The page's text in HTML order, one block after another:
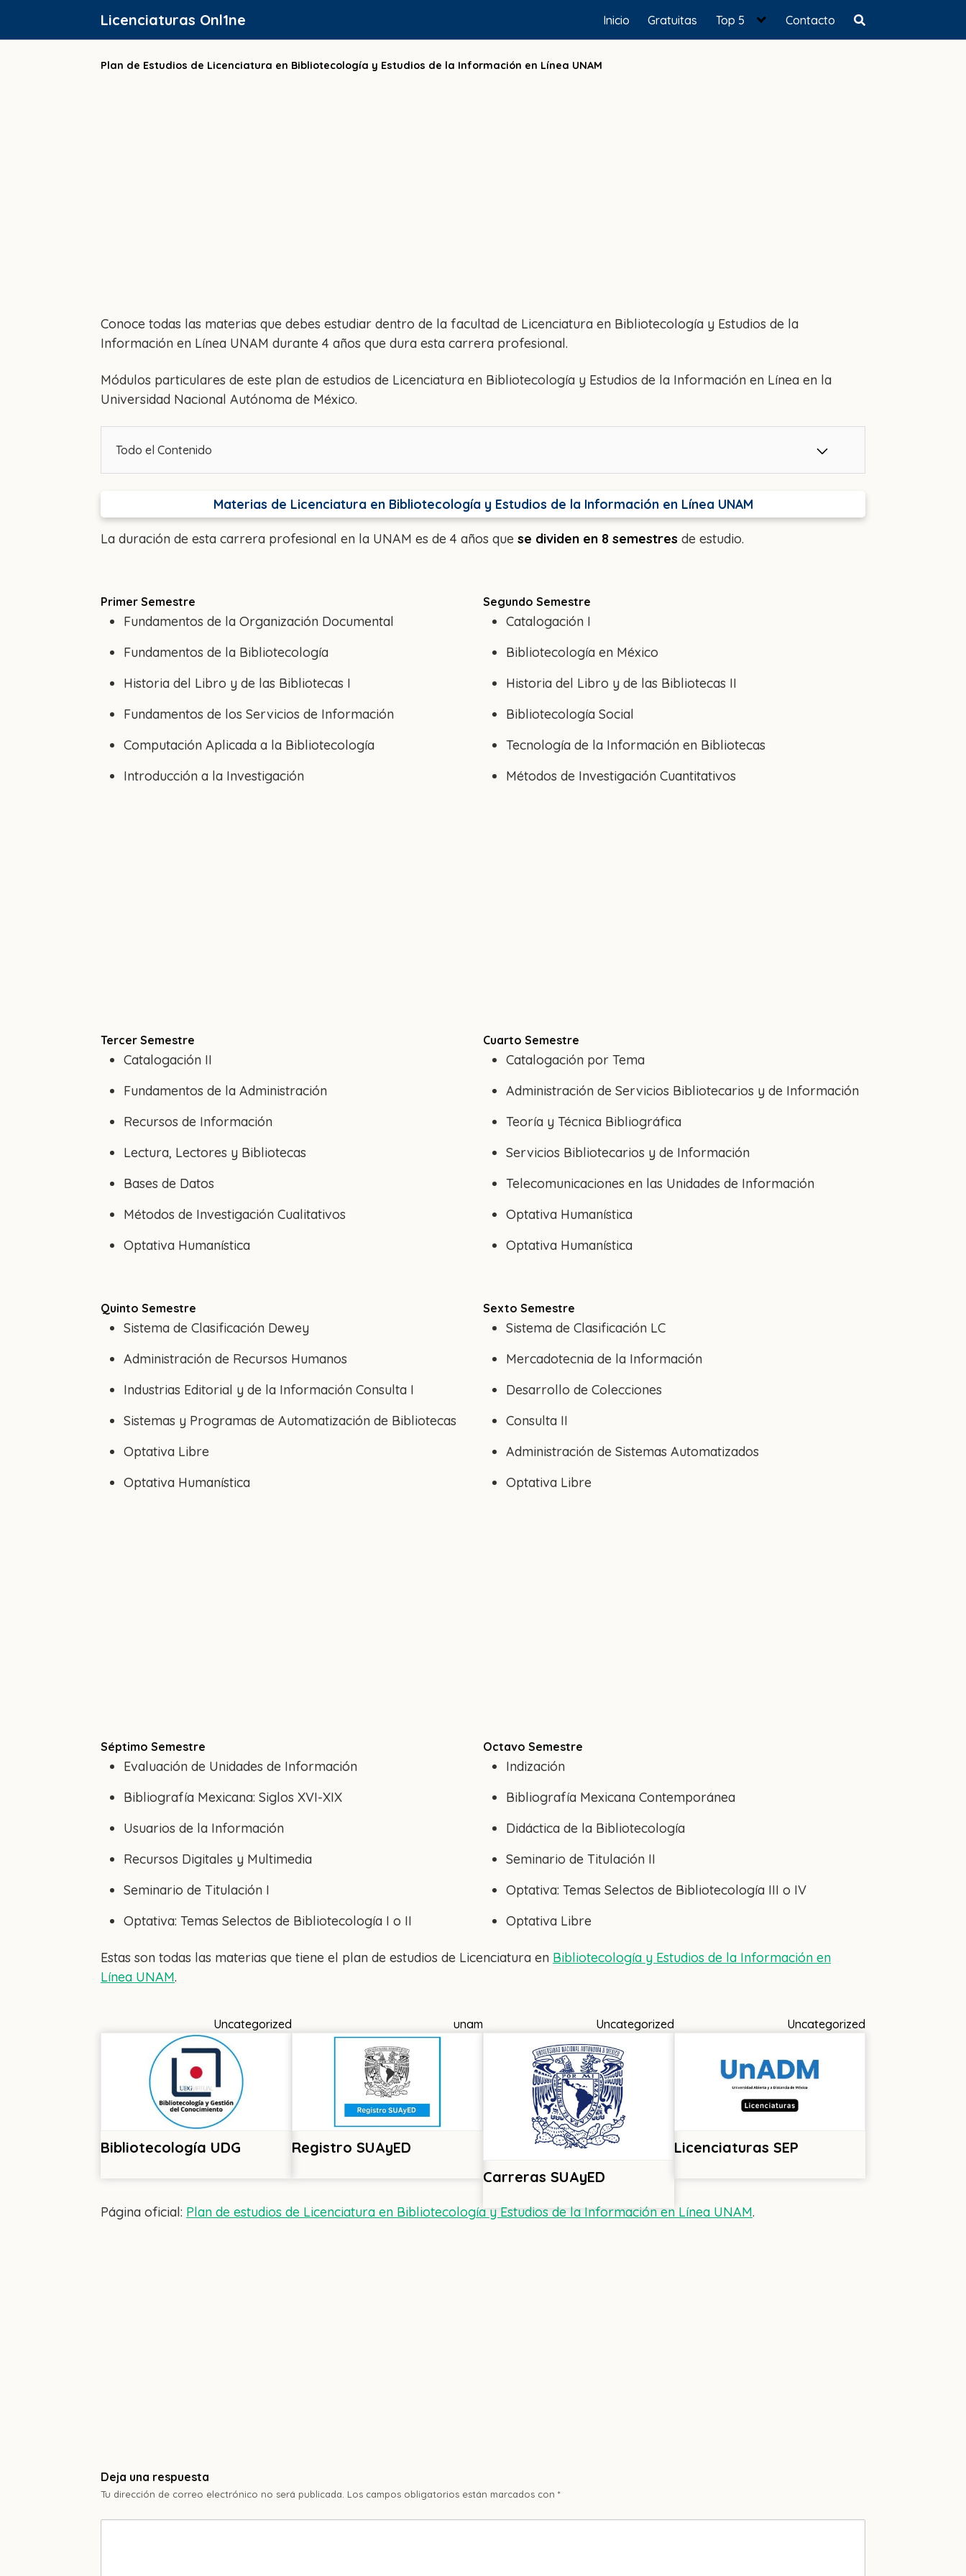
contenido
Licenciaturas Onl1ne Inicio Gratuitas Top 5 Contacto
Plan de Estudios de Licenciatura en Bibliotecología y Estudios de la Información en Línea UNAM
Conoce todas las materias que debes estudiar dentro de la facultad de Licenciatura en Bibliotecología y Estudios de la
Información en Línea UNAM durante 4 años que dura esta carrera profesional.
Módulos particulares de este plan de estudios de Licenciatura en Bibliotecología y Estudios de la Información en Línea en la
Universidad Nacional Autónoma de México.
Todo el Contenido
Materias de Licenciatura en Bibliotecología y Estudios de la Información en Línea UNAM
La duración de esta carrera profesional en la UNAM es de 4 años que se dividen en 8 semestres de estudio.
Primer Semestre
Fundamentos de la Organización Documental
Fundamentos de la Bibliotecología
Historia del Libro y de las Bibliotecas I
Fundamentos de los Servicios de Información
Computación Aplicada a la Bibliotecología
Introducción a la Investigación
Segundo Semestre
Catalogación I
Bibliotecología en México
Historia del Libro y de las Bibliotecas II
Bibliotecología Social
Tecnología de la Información en Bibliotecas
Métodos de Investigación Cuantitativos
Tercer Semestre
Catalogación II
Fundamentos de la Administración
Recursos de Información
Lectura, Lectores y Bibliotecas
Bases de Datos
Métodos de Investigación Cualitativos
Optativa Humanística
Cuarto Semestre
Catalogación por Tema
Administración de Servicios Bibliotecarios y de Información
Teoría y Técnica Bibliográfica
Servicios Bibliotecarios y de Información
Telecomunicaciones en las Unidades de Información
Optativa Humanística
Optativa Humanística
Quinto Semestre
Sistema de Clasificación Dewey
Administración de Recursos Humanos
Industrias Editorial y de la Información Consulta I
Sistemas y Programas de Automatización de Bibliotecas
Optativa Libre
Optativa Humanística
Sexto Semestre
Sistema de Clasificación LC
Mercadotecnia de la Información
Desarrollo de Colecciones
Consulta II
Administración de Sistemas Automatizados
Optativa Libre
Séptimo Semestre
Evaluación de Unidades de Información
Bibliografía Mexicana: Siglos XVI-XIX
Usuarios de la Información
Recursos Digitales y Multimedia
Seminario de Titulación I
Optativa: Temas Selectos de Bibliotecología I o II
Octavo Semestre
Indización
Bibliografía Mexicana Contemporánea
Didáctica de la Bibliotecología
Seminario de Titulación II
Optativa: Temas Selectos de Bibliotecología III o IV
Optativa Libre
Estas son todas las materias que tiene el plan de estudios de Licenciatura en Bibliotecología y Estudios de la Información en
Línea UNAM.
Uncategorized
Bibliotecología UDG
unam
Registro SUAyED
Uncategorized
Carreras SUAyED
Uncategorized
Licenciaturas SEP
Página oficial: Plan de estudios de Licenciatura en Bibliotecología y Estudios de la Información en Línea UNAM.
Deja una respuesta
Tu dirección de correo electrónico no será publicada. Los campos obligatorios están marcados con *